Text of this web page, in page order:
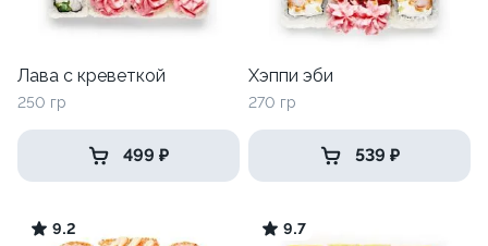
Лава с креветкой
250 гр
499 ₽
Хэппи эби
270 гр
539 ₽
9.2 9.7